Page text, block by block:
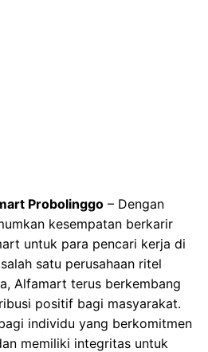
Probolinggo – Dengan
kesempatan berkarir
untuk para pencari kerja di
satu perusahaan ritel
Alfamart terus berkembang
positif bagi masyarakat.
individu yang berkomitmen
memiliki integritas untuk